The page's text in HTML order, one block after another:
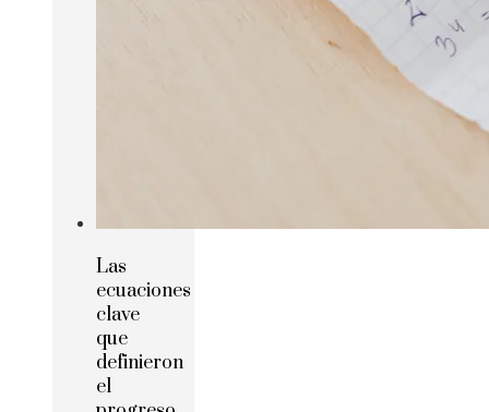
Las
ecuaciones
clave
que
definieron
el